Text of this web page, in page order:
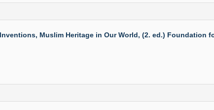
Muslim Heritage in Our World, (2. ed.)